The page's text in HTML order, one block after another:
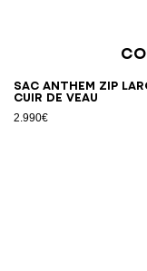
Sac Anthem Zip
cuir de veau
2.990€